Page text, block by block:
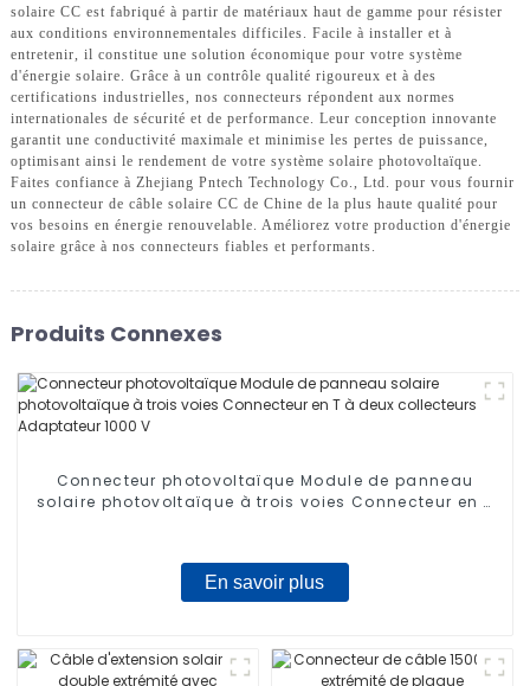
solaire CC est fabriqué à partir de matériaux haut de gamme pour résister
aux conditions environnementales difficiles. Facile à installer et à
entretenir, il constitue une solution économique pour votre système
d'énergie solaire. Grâce à un contrôle qualité rigoureux et à des
certifications industrielles, nos connecteurs répondent aux normes
internationales de sécurité et de performance. Leur conception innovante
garantit une conductivité maximale et minimise les pertes de puissance,
optimisant ainsi le rendement de votre système solaire photovoltaïque.
Faites confiance à Zhejiang Pntech Technology Co., Ltd. pour vous fournir
un connecteur de câble solaire CC de Chine de la plus haute qualité pour
vos besoins en énergie renouvelable. Améliorez votre production d'énergie
solaire grâce à nos connecteurs fiables et performants.
Produits Connexes
Connecteur photovoltaïque Module de panneau
solaire photovoltaïque à trois voies Connecteur en T
En savoir plus